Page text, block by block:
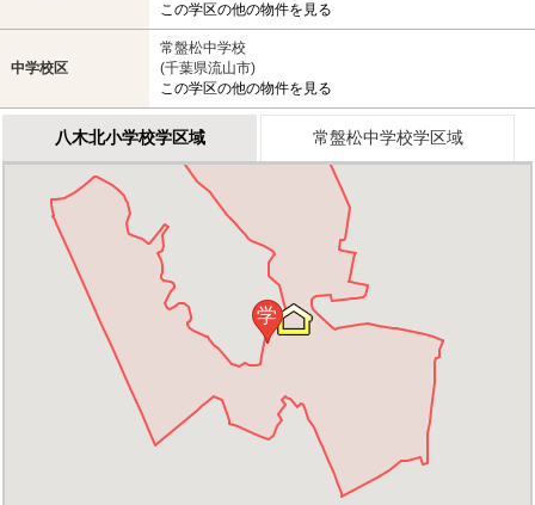
この学区の他の物件を見る
中学校区
常盤松中学校
(千葉県流山市)
この学区の他の物件を見る
八木北小学校学区域 常盤松中学校学区域
学